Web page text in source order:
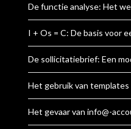
De functie analyse: Het
I + Os = C: De basis voor
De sollicitatiebrief: Een
Het gebruik van templates
Het gevaar van info@-